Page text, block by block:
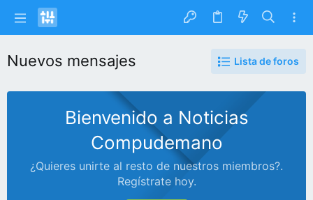
Nuevos mensajes Lista de foros
Bienvenido a Noticias
Compudemano
¿Quieres unirte al resto de nuestros miembros?.
Regístrate hoy.